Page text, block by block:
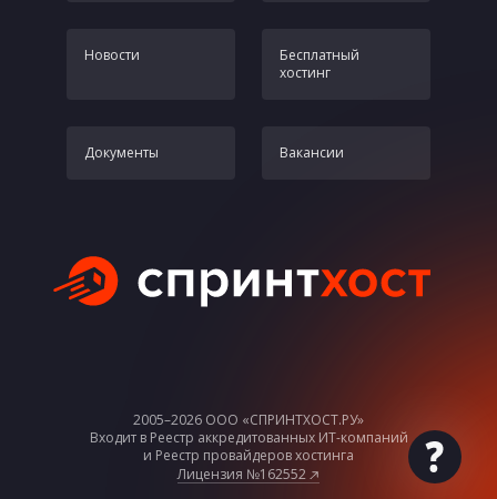
Новости
Бесплатный
хостинг
Документы Вакансии
2005–2026 ООО «СПРИНТХОСТ.РУ»
Входит в Реестр аккредитованных ИТ-компаний
и Реестр провайдеров хостинга
Лицензия №162552